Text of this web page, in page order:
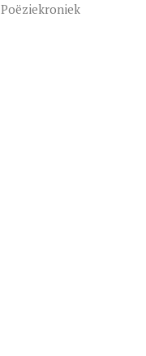
Poëziekroniek